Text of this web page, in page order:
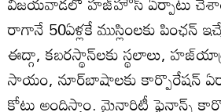
రాగానే 50ఏళ్లకే ముస్లింలకు పింఛన్‌
ఈద్గా, కబరస్థాన్‌లకు స్థలాలు,
సాయం, నూర్‌బాషాలకు కార్పొరేషన్‌
కోట్లు అందిస్తాం. మైనారిటీ ఫైనాన్స్‌